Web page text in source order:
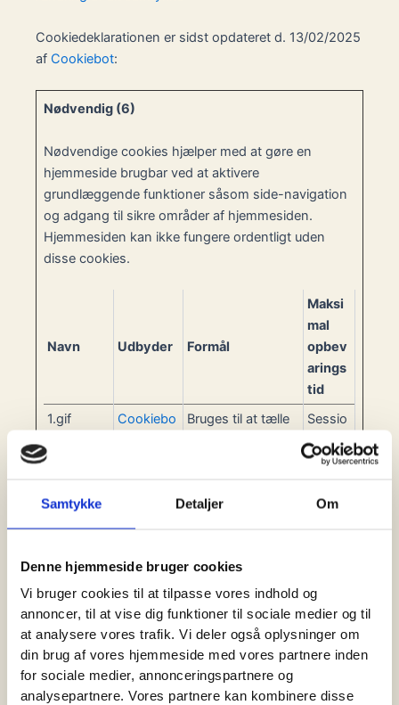
Samtykke Detaljer Om
Denne hjemmeside bruger cookies
Vi bruger cookies til at tilpasse vores indhold og
annoncer, til at vise dig funktioner til sociale medier og til
at analysere vores trafik. Vi deler også oplysninger om
din brug af vores hjemmeside med vores partnere inden
for sociale medier, annonceringspartnere og
analysepartnere. Vores partnere kan kombinere disse
Cookiedeklarationen er sidst opdateret d. 13/02/2025
af Cookiebot:
Nødvendig (6)
Nødvendige cookies hjælper med at gøre en
hjemmeside brugbar ved at aktivere
grundlæggende funktioner såsom side-navigation
og adgang til sikre områder af hjemmesiden.
Hjemmesiden kan ikke fungere ordentligt uden
disse cookies.
Navn Udbyder Formål
Maksi
mal
opbev
arings
tid
1.gif
Cookiebo
Bruges til at tælle
hvilket er
produktlevering.
Sessio
n
CookieCo
nsent
Cookiebo
t
Gemmer
brugerens cookie-
samtykke-tilstand
for det aktuelle
domæne.
1 år